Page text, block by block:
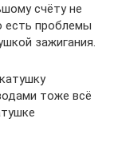
счёту не
есть проблемы
зажигания.
тоже всё